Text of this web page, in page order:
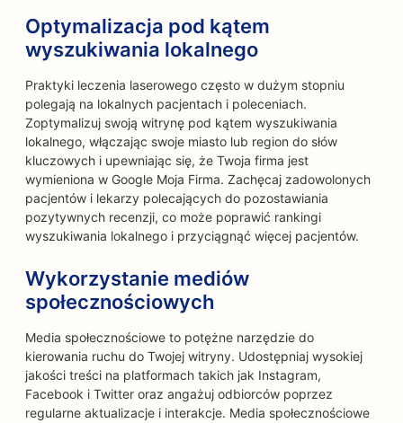
Optymalizacja pod kątem
wyszukiwania lokalnego
Praktyki leczenia laserowego często w dużym stopniu
polegają na lokalnych pacjentach i poleceniach.
Zoptymalizuj swoją witrynę pod kątem wyszukiwania
lokalnego, włączając swoje miasto lub region do słów
kluczowych i upewniając się, że Twoja firma jest
wymieniona w Google Moja Firma. Zachęcaj zadowolonych
pacjentów i lekarzy polecających do pozostawiania
pozytywnych recenzji, co może poprawić rankingi
wyszukiwania lokalnego i przyciągnąć więcej pacjentów.
Wykorzystanie mediów
społecznościowych
Media społecznościowe to potężne narzędzie do
kierowania ruchu do Twojej witryny. Udostępniaj wysokiej
jakości treści na platformach takich jak Instagram,
Facebook i Twitter oraz angażuj odbiorców poprzez
regularne aktualizacje i interakcje. Media społecznościowe